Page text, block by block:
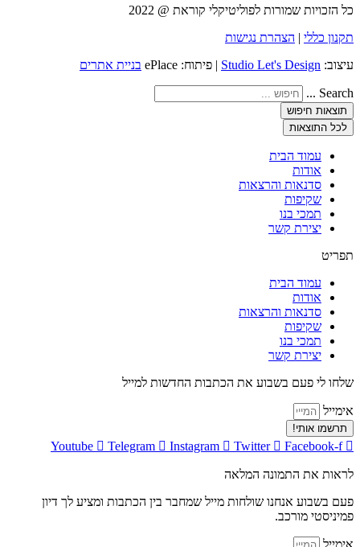
כל הזכויות שמורות לפוליטיקלי קוראת @ 2022
תקנון כללי | הצהרת נגישות
עיצוב: Studio Let's Design | פיתוח: ePlace בניית אתרים
Search ...
תוצאות חיפוש
לכל התוצאות
עמוד הבית
אודות
סדנאות והרצאות
שקיפות
תמכי בנו
יצירת קשר
תפריט
עמוד הבית
אודות
סדנאות והרצאות
שקיפות
תמכי בנו
יצירת קשר
שלחו לי פעם בשבוע את הכתבות החדשות למייל
אימייל
תרשמו אותי!
Youtube Telegram Instagram Twitter Facebook-f
לראות את התמונה המלאה
פעם בשבוע אנחנו שולחות מייל שמחבר בין הכתבות ומציע לך דיון
פמיניסטי מורכב.
אימייל